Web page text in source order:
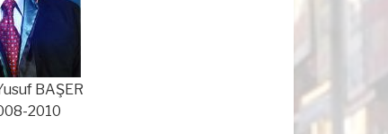
BAŞER
2010